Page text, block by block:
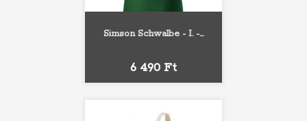
Simson Schwalbe - I. -...
Ár
6 490 Ft